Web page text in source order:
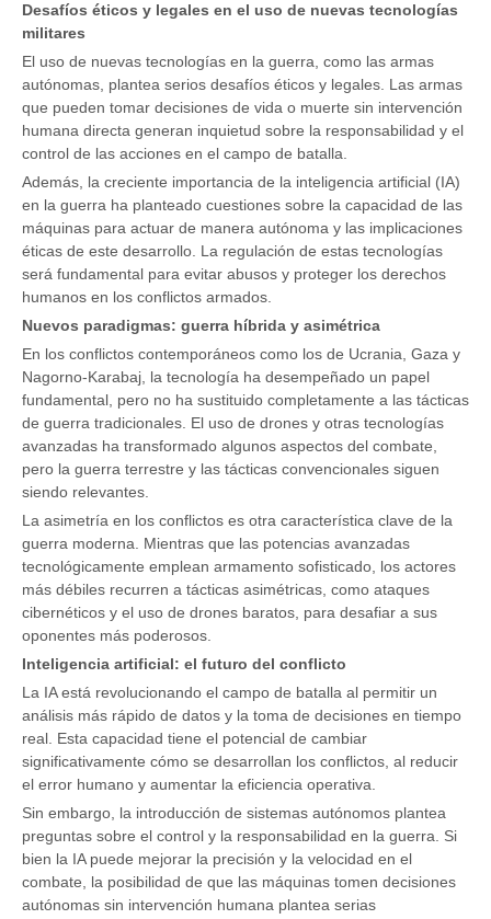
Desafíos éticos y legales en el uso de nuevas tecnologías
militares
El uso de nuevas tecnologías en la guerra, como las armas
autónomas, plantea serios desafíos éticos y legales. Las armas
que pueden tomar decisiones de vida o muerte sin intervención
humana directa generan inquietud sobre la responsabilidad y el
control de las acciones en el campo de batalla.
Además, la creciente importancia de la inteligencia artificial (IA)
en la guerra ha planteado cuestiones sobre la capacidad de las
máquinas para actuar de manera autónoma y las implicaciones
éticas de este desarrollo. La regulación de estas tecnologías
será fundamental para evitar abusos y proteger los derechos
humanos en los conflictos armados.
Nuevos paradigmas: guerra híbrida y asimétrica
En los conflictos contemporáneos como los de Ucrania, Gaza y
Nagorno-Karabaj, la tecnología ha desempeñado un papel
fundamental, pero no ha sustituido completamente a las tácticas
de guerra tradicionales. El uso de drones y otras tecnologías
avanzadas ha transformado algunos aspectos del combate,
pero la guerra terrestre y las tácticas convencionales siguen
siendo relevantes.
La asimetría en los conflictos es otra característica clave de la
guerra moderna. Mientras que las potencias avanzadas
tecnológicamente emplean armamento sofisticado, los actores
más débiles recurren a tácticas asimétricas, como ataques
cibernéticos y el uso de drones baratos, para desafiar a sus
oponentes más poderosos.
Inteligencia artificial: el futuro del conflicto
La IA está revolucionando el campo de batalla al permitir un
análisis más rápido de datos y la toma de decisiones en tiempo
real. Esta capacidad tiene el potencial de cambiar
significativamente cómo se desarrollan los conflictos, al reducir
el error humano y aumentar la eficiencia operativa.
Sin embargo, la introducción de sistemas autónomos plantea
preguntas sobre el control y la responsabilidad en la guerra. Si
bien la IA puede mejorar la precisión y la velocidad en el
combate, la posibilidad de que las máquinas tomen decisiones
autónomas sin intervención humana plantea serias